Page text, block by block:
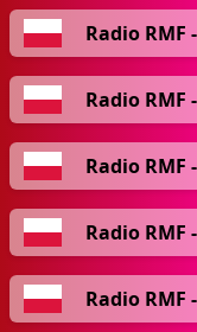
Radio RMF
Radio RMF
Radio RMF
Radio RMF
Radio RMF